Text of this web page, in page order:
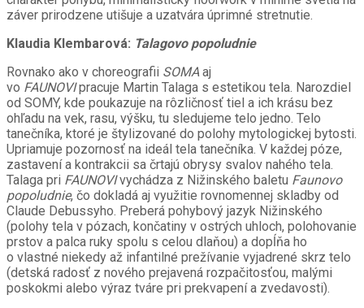
záver prirodzene utišuje a uzatvára úprimné stretnutie.
Klaudia Klembarová: Talagovo popoludnie
Rovnako ako v choreografii SOMA aj
vo FAUNOVIpracuje Martin Talaga s estetikou tela. Narozdiel
od SOMY, kde poukazuje na rôzličnosť tiel a ich krásu bez
ohľadu na vek, rasu, výšku, tu sledujeme telo jedno. Telo
tanečníka, ktoré je štylizované do polohy mytologickej bytosti.
Upriamuje pozornosť na ideál tela tanečníka. V každej póze,
zastavení a kontrakcii sa črtajú obrysy svalov nahého tela.
Talaga pri FAUNOVIvychádza z Nižinského baletu Faunovo
popoludnie, čo dokladá aj využitie rovnomennej skladby od
Claude Debussyho. Preberá pohybový jazyk Nižinského
(polohy tela v pózach, končatiny v ostrých uhloch, polohovanie
prstov a palca ruky spolu s celou dlaňou) a dopĺňa ho
o vlastné niekedy až infantilné prežívanie vyjadrené skrz telo
(detská radosť z nového prejavená rozpačitosťou, malými
poskokmi alebo výraz tváre pri prekvapení a zvedavosti).